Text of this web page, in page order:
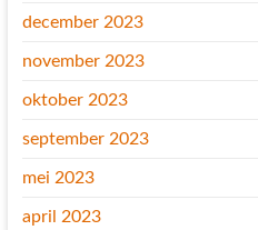
december 2023
november 2023
oktober 2023
september 2023
mei 2023
april 2023